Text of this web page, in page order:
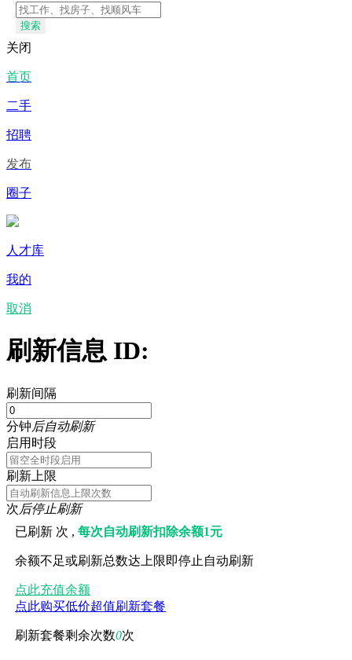
搜索
关闭
首页
二手
招聘
发布
圈子
人才库
我的
取消
刷新信息 ID:
刷新间隔
分钟后自动刷新
启用时段
刷新上限
次后停止刷新
已刷新 次 ,每次自动刷新扣除余额1元
余额不足或刷新总数达上限即停止自动刷新
点此充值余额
点此购买低价超值刷新套餐
刷新套餐剩余次数0次